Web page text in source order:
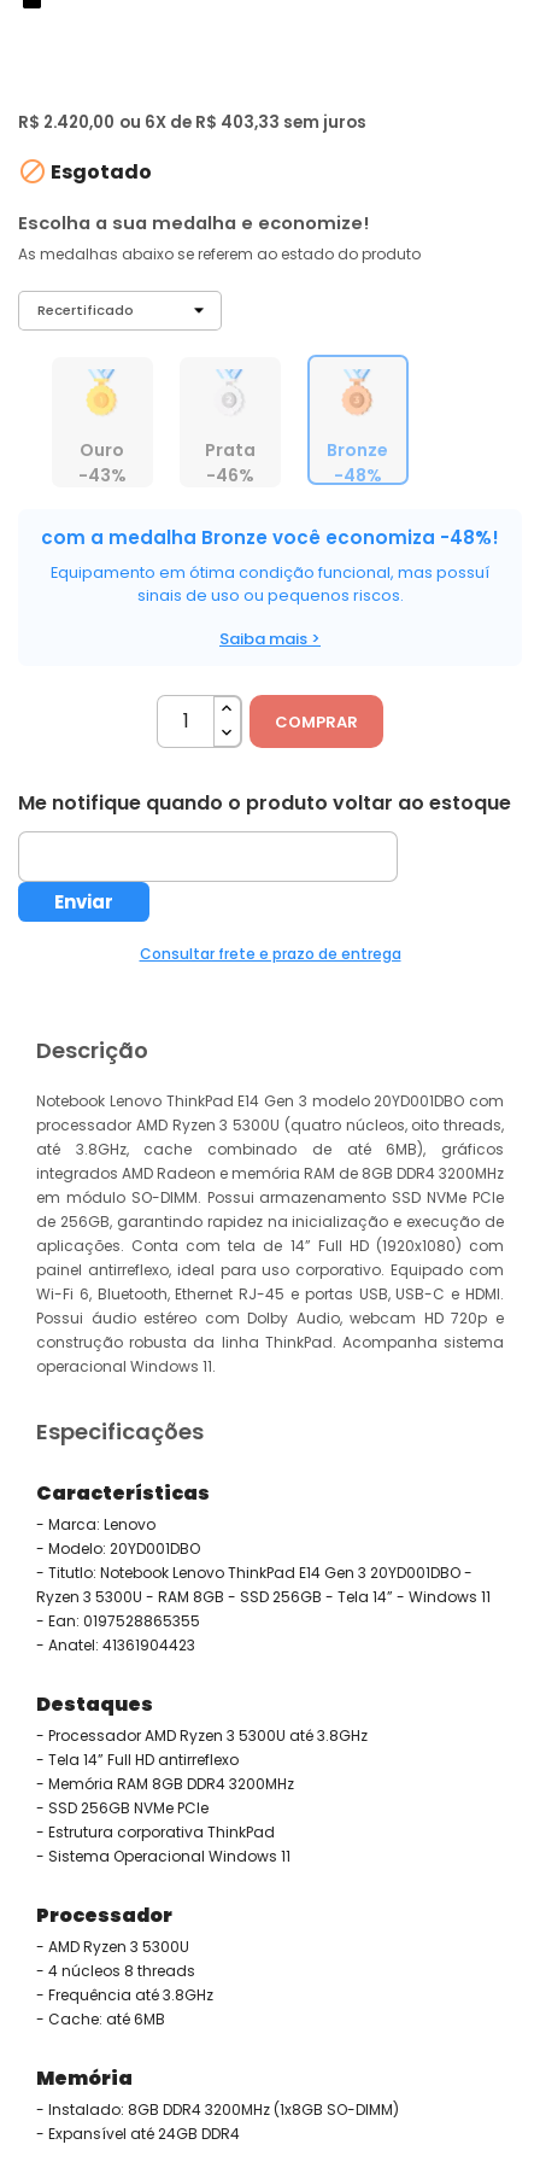
R$ 2.420,00 ou 6X de R$ 403,33 sem juros
 Esgotado
Escolha a sua medalha e economize!
As medalhas abaixo se referem ao estado do produto
Ouro
-43%
Prata
-46%
Bronze
-48%
com a medalha Bronze você economiza -48%!
Equipamento em ótima condição funcional, mas possuí
sinais de uso ou pequenos riscos.
Saiba mais >
COMPRAR
Me notifique quando o produto voltar ao estoque
Consultar frete e prazo de entrega
Descrição
Notebook Lenovo ThinkPad E14 Gen 3 modelo 20YD001DBO com
processador AMD Ryzen 3 5300U (quatro núcleos, oito threads,
até 3.8GHz, cache combinado de até 6MB), gráficos
integrados AMD Radeon e memória RAM de 8GB DDR4 3200MHz
em módulo SO-DIMM. Possui armazenamento SSD NVMe PCIe
de 256GB, garantindo rapidez na inicialização e execução de
aplicações. Conta com tela de 14” Full HD (1920x1080) com
painel antirreflexo, ideal para uso corporativo. Equipado com
Wi-Fi 6, Bluetooth, Ethernet RJ-45 e portas USB, USB-C e HDMI.
Possui áudio estéreo com Dolby Audio, webcam HD 720p e
construção robusta da linha ThinkPad. Acompanha sistema
operacional Windows 11.
Especificações
Características
- Marca: Lenovo
- Modelo: 20YD001DBO
- Titutlo: Notebook Lenovo ThinkPad E14 Gen 3 20YD001DBO -
Ryzen 3 5300U - RAM 8GB - SSD 256GB - Tela 14” - Windows 11
- Ean: 0197528865355
- Anatel: 41361904423
Destaques
- Processador AMD Ryzen 3 5300U até 3.8GHz
- Tela 14” Full HD antirreflexo
- Memória RAM 8GB DDR4 3200MHz
- SSD 256GB NVMe PCIe
- Estrutura corporativa ThinkPad
- Sistema Operacional Windows 11
Processador
- AMD Ryzen 3 5300U
- 4 núcleos 8 threads
- Frequência até 3.8GHz
- Cache: até 6MB
Memória
- Instalado: 8GB DDR4 3200MHz (1x8GB SO-DIMM)
- Expansível até 24GB DDR4